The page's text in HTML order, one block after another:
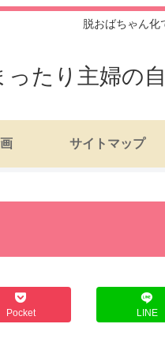
脱おばちゃん化
たり主婦の
サイトマップ
Pocket LINE